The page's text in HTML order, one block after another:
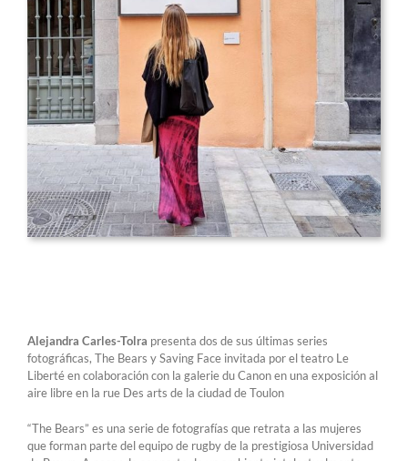
Alejandra Carles-Tolra presenta dos de sus últimas series
fotográficas, The Bears y Saving Face invitada por el teatro Le
Liberté en colaboración con la galerie du Canon en una exposición al
aire libre en la rue Des arts de la ciudad de Toulon
“The Bears” es una serie de fotografías que retrata a las mujeres
que forman parte del equipo de rugby de la prestigiosa Universidad